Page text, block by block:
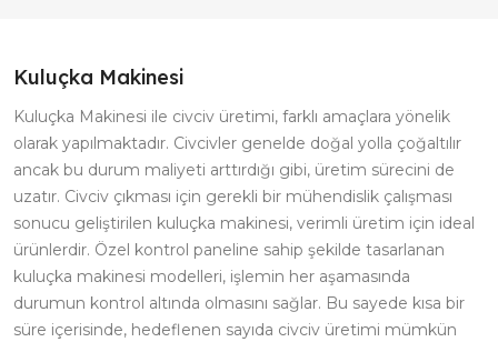
Kuluçka Makinesi
Kuluçka Makinesi ile civciv üretimi, farklı amaçlara yönelik
olarak yapılmaktadır. Civcivler genelde doğal yolla çoğaltılır
ancak bu durum maliyeti arttırdığı gibi, üretim sürecini de
uzatır. Civciv çıkması için gerekli bir mühendislik çalışması
sonucu geliştirilen kuluçka makinesi, verimli üretim için ideal
ürünlerdir. Özel kontrol paneline sahip şekilde tasarlanan
kuluçka makinesi modelleri, işlemin her aşamasında
durumun kontrol altında olmasını sağlar. Bu sayede kısa bir
süre içerisinde, hedeflenen sayıda civciv üretimi mümkün